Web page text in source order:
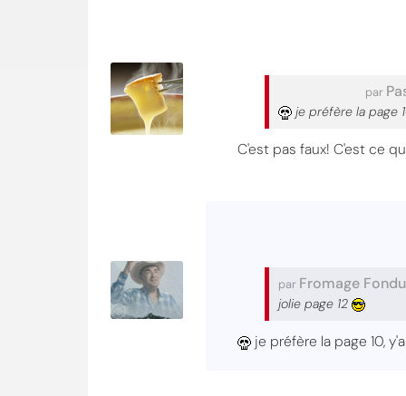
par
je préfère la page
C'est pas faux! C'est ce
par Fromage Fondu
jolie page 12
je préfère la page 10,